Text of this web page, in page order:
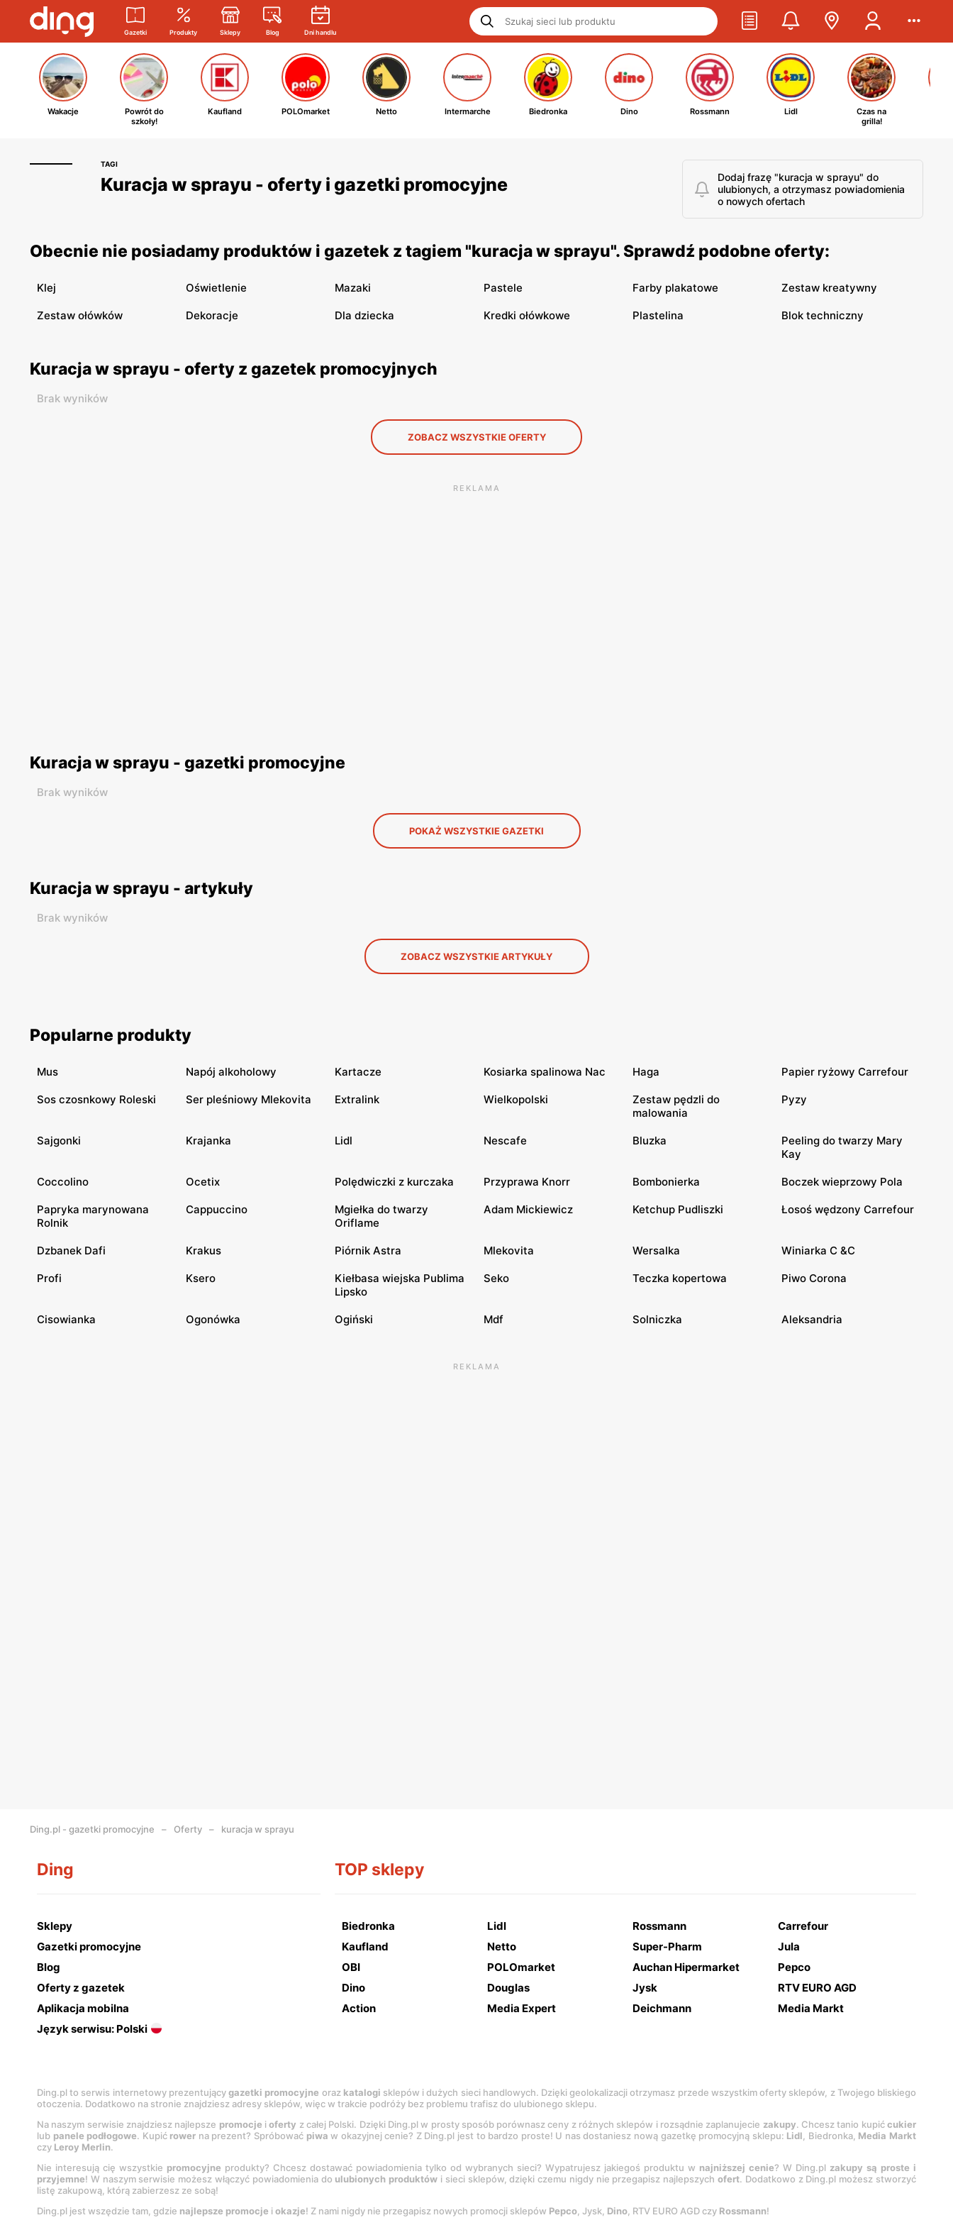
Gazetki Produkty Sklepy Blog Dni handlu
Wakacje
Powrót do
szkoły!
Kaufland POLOmarket Netto Intermarche Biedronka Dino Rossmann Lidl
Czas na
grilla!
TAGI
Kuracja w sprayu - oferty i gazetki promocyjne
Dodaj frazę "kuracja w sprayu" do
ulubionych, a otrzymasz powiadomienia
o nowych ofertach
Obecnie nie posiadamy produktów i gazetek z tagiem "kuracja w sprayu". Sprawdź podobne oferty:
Klej Oświetlenie Mazaki Pastele Farby plakatowe Zestaw kreatywny
Zestaw ołówków Dekoracje Dla dziecka Kredki ołówkowe Plastelina Blok techniczny
Kuracja w sprayu - oferty z gazetek promocyjnych
Brak wyników
ZOBACZ WSZYSTKIE OFERTY
REKLAMA
Kuracja w sprayu - gazetki promocyjne
Brak wyników
POKAŻ WSZYSTKIE GAZETKI
Kuracja w sprayu - artykuły
Brak wyników
ZOBACZ WSZYSTKIE ARTYKUŁY
Popularne produkty
Mus Napój alkoholowy Kartacze Kosiarka spalinowa Nac Haga Papier ryżowy Carrefour
Sos czosnkowy Roleski Ser pleśniowy Mlekovita Extralink Wielkopolski
Zestaw pędzli do
malowania
Pyzy
Sajgonki Krajanka Lidl Nescafe Bluzka
Peeling do twarzy Mary
Kay
Coccolino Ocetix Polędwiczki z kurczaka Przyprawa Knorr Bombonierka Boczek wieprzowy Pola
Papryka marynowana
Rolnik
Cappuccino
Mgiełka do twarzy
Oriflame
Adam Mickiewicz Ketchup Pudliszki Łosoś wędzony Carrefour
Dzbanek Dafi Krakus Piórnik Astra Mlekovita Wersalka Winiarka C &C
Profi Ksero
Kiełbasa wiejska Publima
Lipsko
Seko Teczka kopertowa Piwo Corona
Cisowianka Ogonówka Ogiński Mdf Solniczka Aleksandria
REKLAMA
Ding.pl - gazetki promocyjne Oferty kuracja w sprayu
Ding
Sklepy
Gazetki promocyjne
Blog
Oferty z gazetek
Aplikacja mobilna
Język serwisu: Polski
TOP sklepy
Biedronka Lidl Rossmann
Carrefour
Kaufland
Netto Super-Pharm
Jula
OBI
POLOmarket Auchan Hipermarket
Pepco
Dino
Douglas Jysk
RTV EURO AGD
Action
Media Expert Deichmann Media Markt
Ding.pl to serwis internetowy prezentującygazetki promocyjne oraz katalogi sklepów i dużych sieci handlowych. Dzięki geolokalizacji otrzymasz przede wszystkim oferty sklepów, z Twojego bliskiego
otoczenia. Dodatkowo na stronie znajdziesz adresy sklepów, więc w trakcie podróży bez problemu trafisz do ulubionego sklepu.
Na naszym serwisie znajdziesz najlepsze promocje ioferty z całej Polski. Dzięki Ding.pl w prosty sposób porównasz ceny z różnych sklepów i rozsądnie zaplanujecie zakupy. Chcesz tanio kupićcukier
lub panele podłogowe. Kupić rower na prezent? Spróbować piwa w okazyjnej cenie? Z Ding.pl jest to bardzo proste! U nas dostaniesz nową gazetkę promocyjną sklepu: Lidl, Biedronka, Media Markt
czy Leroy Merlin.
Nie interesują cię wszystkie promocyjne produkty? Chcesz dostawać powiadomienia tylko od wybranych sieci? Wypatrujesz jakiegoś produktu w najniższej cenie? W Ding.pl zakupy są proste i
przyjemne! W naszym serwisie możesz włączyć powiadomienia do ulubionych produktów i sieci sklepów, dzięki czemu nigdy nie przegapisz najlepszychofert. Dodatkowo z Ding.pl możesz stworzyć
listę zakupową, którą zabierzesz ze sobą!
Ding.pl jest wszędzie tam, gdzie najlepsze promocje i okazje! Z nami nigdy nie przegapisz nowych promocji sklepów Pepco, Jysk, Dino, RTV EURO AGD czy Rossmann!